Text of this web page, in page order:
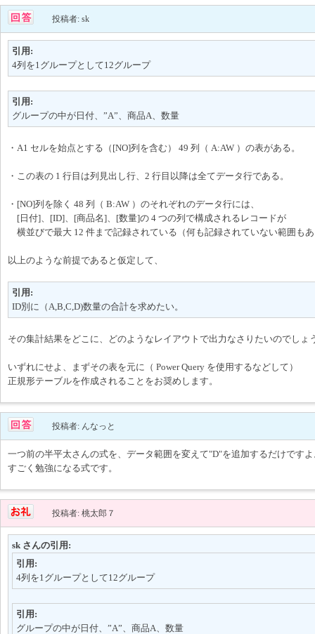
投稿者: sk
引用:
4列を1グループとして12グループ
引用:
グループの中が日付、”A”、商品A、数量
・A1 セルを始点とする（[NO]列を含む） 49 列（ A:AW ）の表がある。
・この表の 1 行目は列見出し行、2 行目以降は全てデータ行である。
・[NO]列を除く 48 列（ B:AW ）のそれぞれのデータ行には、
[日付]、[ID]、[商品名]、[数量]の 4 つの列で構成されるレコードが
横並びで最大 12 件まで記録されている（何も記録されていない範囲も
以上のような前提であると仮定して、
引用:
ID別に（A,B,C,D)数量の合計を求めたい。
その集計結果をどこに、どのようなレイアウトで出力なさりたいのでしょ
いずれにせよ、まずその表を元に（ Power Query を使用するなどして）
正規形テーブルを作成されることをお奨めします。
投稿者: んなっと
一つ前の半平太さんの式を、データ範囲を変えて"D"を追加するだけです
すごく勉強になる式です。
投稿者: 桃太郎７
sk さんの引用:
引用:
4列を1グループとして12グループ
引用:
グループの中が日付、”A”、商品A、数量